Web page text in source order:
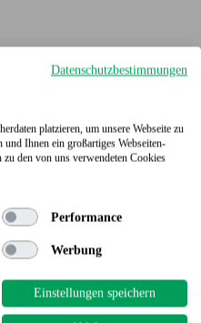
Datenschutzbestimmungen
platzieren, um unsere Webseite zu
und Ihnen ein großartiges Webseiten-
den von uns verwendeten Cookies
Performance
Werbung
Einstellungen speichern